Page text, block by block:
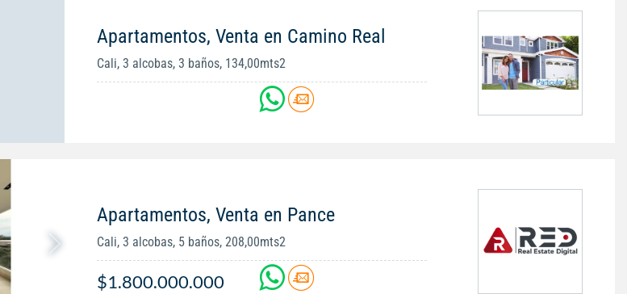
Apartamentos, Venta en Camino Real
Cali, 3 alcobas, 3 baños, 134,00mts2
Apartamentos, Venta en Pance
Cali, 3 alcobas, 5 baños, 208,00mts2
$1.800.000.000